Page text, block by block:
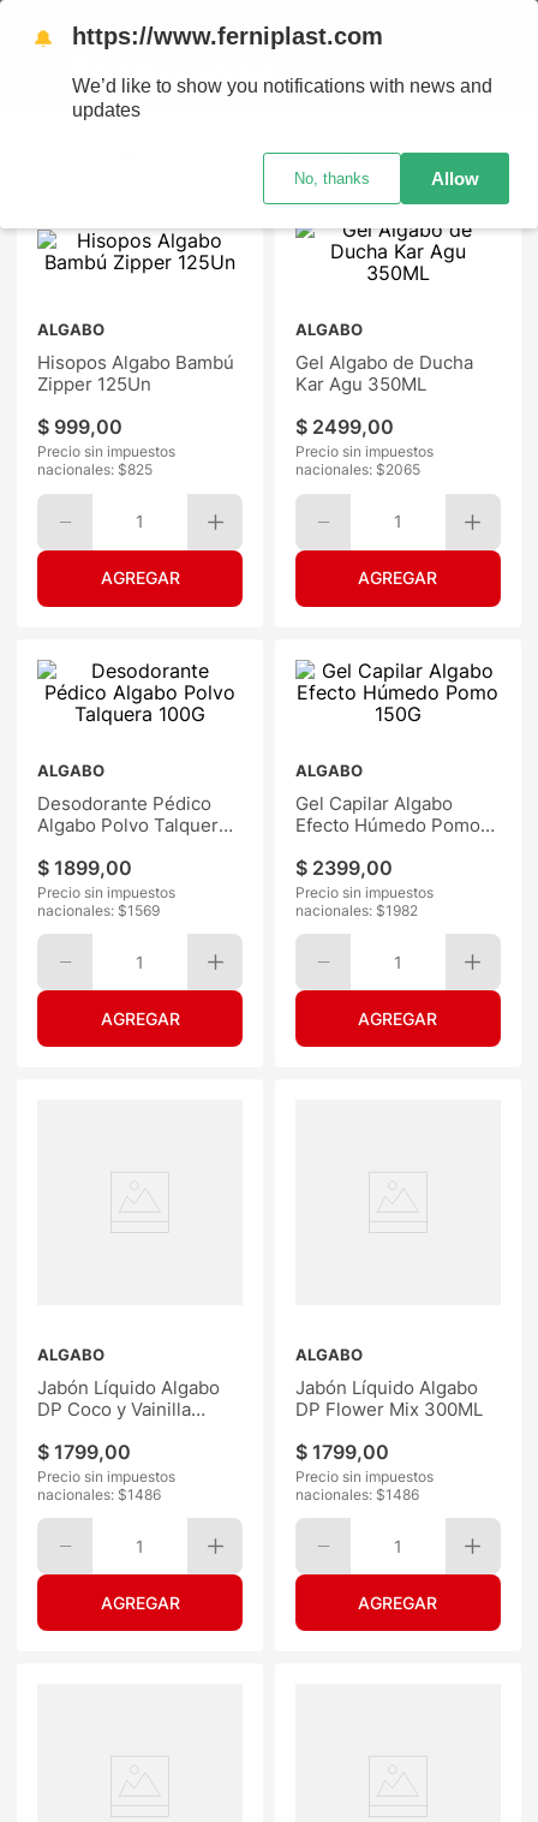
Ordenar por
ALGABO
Hisopos Algabo Bambú
Zipper 125Un
$ 999,00
Precio sin impuestos
nacionales: $825
1
ALGABO
Gel Algabo de Ducha
Kar Agu 350ML
$ 2499,00
Precio sin impuestos
nacionales: $2065
1
ALGABO
Desodorante Pédico
Algabo Polvo Talquera
$ 1899,00
Precio sin impuestos
nacionales: $1569
1
ALGABO
Gel Capilar Algabo
Efecto Húmedo Pomo
$ 2399,00
Precio sin impuestos
nacionales: $1982
1
ALGABO
Jabón Líquido Algabo
DP Coco y Vainilla
$ 1799,00
Precio sin impuestos
nacionales: $1486
1
ALGABO
Jabón Líquido Algabo
DP Flower Mix 300ML
$ 1799,00
Precio sin impuestos
nacionales: $1486
1
🔔 https://www.ferniplast.com
We’d like to show you notifications with news and
updates
No, thanks Allow